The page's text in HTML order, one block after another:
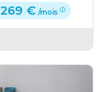
269 € /mois